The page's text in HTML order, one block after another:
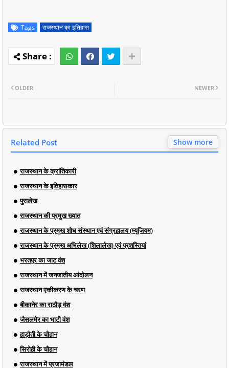
Tags राजस्थान का इतिहास
NEWER
OLDER
Related Post Show more
राजस्थान के क्रांतिकारी
राजस्थान के इतिहासकार
पुरालेख
राजस्थान की प्रमुख ख्यात
राजस्थान के प्रमुख शोध संस्थान एवं संग्रहालय (म्यूजियम)
राजस्थान के प्रमुख अभिलेख (शिलालेख) एवं प्रशस्तियां
भरतपुर का जाट वंश
राजस्थान में जनजातीय आंदोलन
राजस्थान एकीकरण के चरण
बीकानेर का राठौड़ वंश
जैसलमेर का भाटी वंश
हाड़ौती के चौहान
सिरोही के चौहान
राजस्थान में प्रजामंडल